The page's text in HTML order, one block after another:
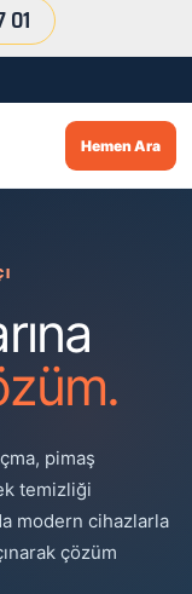
01
Hemen Ara
pimaş
temizliği
modern cihazlarla
çözüm